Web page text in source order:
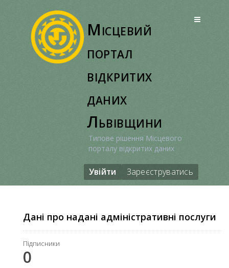
Місцевий
портал
відкритих
даних
Львівщини
Типове рішення Місцевого
порталу відкритих даних
Увійти Зареєструватись
Дані про надані адміністративні послуги
Підписники
0